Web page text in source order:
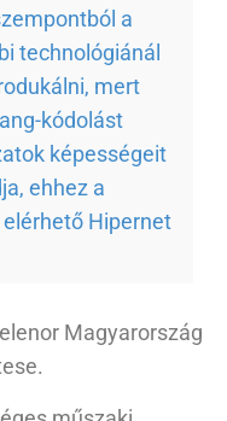
a
technológiánál
mert
kódolást
képességeit
ehhez a
elérhető Hipernet
Magyarország